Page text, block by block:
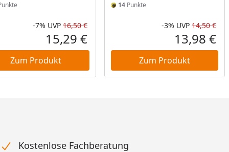
Rabatt in Prozent
-7%
Ursprünglicher Preis
UVP 16,50 €
Aktueller Preis
15,29 €
Zum Produkt
14 Punkte
-3% UVP 14,50 €
13,98 €
Zum Produkt
Kostenlose Fachberatung